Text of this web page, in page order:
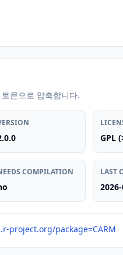
큰으로 압축합니다.
GPL
COMPILATION LAST
project.org/package=CARM